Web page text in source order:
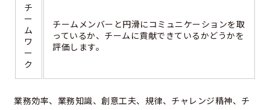
チ
ー
ム
ワ
ー
ク
チームメンバーと円滑にコミュニケーションを取
っているか、チームに貢献できているかどうかを
評価します。
業務効率、業務知識、創意工夫、規律、チャレンジ精神、チ